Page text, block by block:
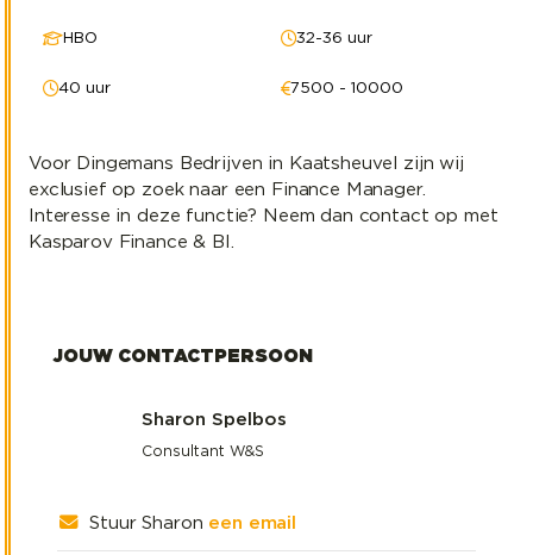
HBO 32-36 uur
40 uur 7500 - 10000
Voor Dingemans Bedrijven in Kaatsheuvel zijn wij
exclusief op zoek naar een Finance Manager.
Interesse in deze functie? Neem dan contact op met
Kasparov Finance & BI.
JOUW CONTACTPERSOON
Sharon Spelbos
Consultant W&S
Stuur Sharon een email